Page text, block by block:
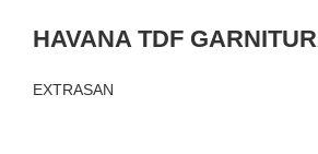
HAVANA TDF
EXTRASAN